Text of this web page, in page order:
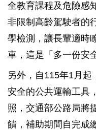
全教育課程及危險感
非限制高齡駕駛者的
學檢測，讓長輩適時
車，這是「多一份安
另外，自115年1月起
安全的公共運輸工具
照，交通部公路局將
饋，補助期間自完成